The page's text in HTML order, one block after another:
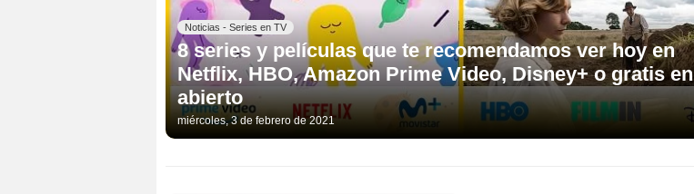
Noticias - Series en TV
8 series y películas que te recomendamos ver hoy en
Netflix, HBO, Amazon Prime Video, Disney+ o gratis en
abierto
miércoles, 3 de febrero de 2021